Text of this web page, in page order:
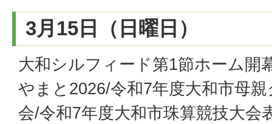
3月15日（日曜日）
大和シルフィード第1節ホーム開
やまと2026/令和7年度大和市母
会/令和7年度大和市珠算競技大会